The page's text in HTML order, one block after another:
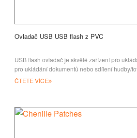
Ovladač USB USB flash z PVC
USB flash ovladač je skvělé zařízení pro
pro ukládání dokumentů nebo sdílení hudby/
nebo
ČTĚTE VÍCE